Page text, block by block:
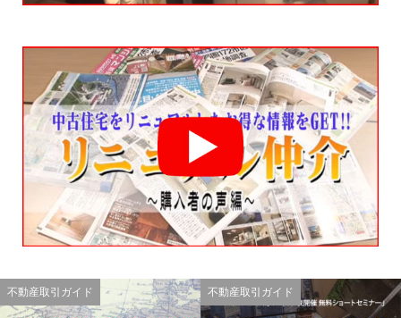
不動産取引ガイド 不動産取引ガイド